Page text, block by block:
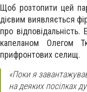
Щоб розтопити цей
дієвим виявляється
про
капеланом Олегом
прифронтових селищ.
«Поки я
на деяких посілках